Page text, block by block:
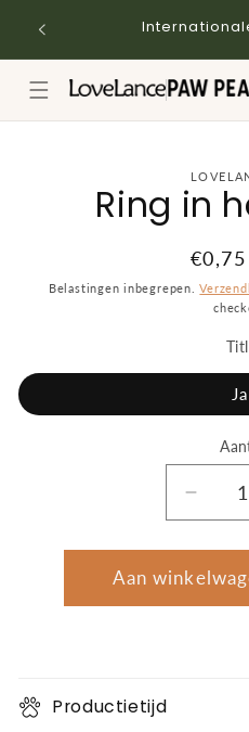
naar de
Ring in
prijs
€0,75
Belastingen inbegrepen.
Ja
Aantal
voor
Ring
in
Aan
Productietijd